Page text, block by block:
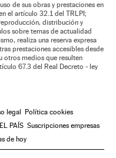
de sus obras y prestaciones en
el artículo 32.1 del TRLPI;
distribución y
sobre temas de actualidad
realiza una reserva expresa
prestaciones accesibles desde
otros medios que resulten
67.3 del Real Decreto - ley
legal
Política cookies
PAÍS Suscripciones empresas
de hoy